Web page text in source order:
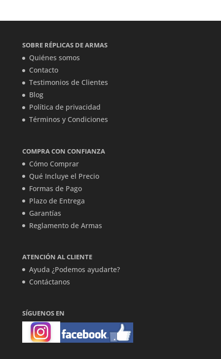
SOBRE RÉPLICAS DE ARMAS
Quiénes somos
Contacto
Testimonios de Clientes
Blog
Política de privacidad
Términos y Condiciones
COMPRA CON CONFIANZA
Cómo Comprar
Qué Incluye el Precio
Formas de Pago
Plazo de Entrega
Garantías
Reglamento de Armas
ATENCIÓN AL CLIENTE
Ayuda ¿Podemos ayudarte?
Contáctanos
SÍGUENOS EN